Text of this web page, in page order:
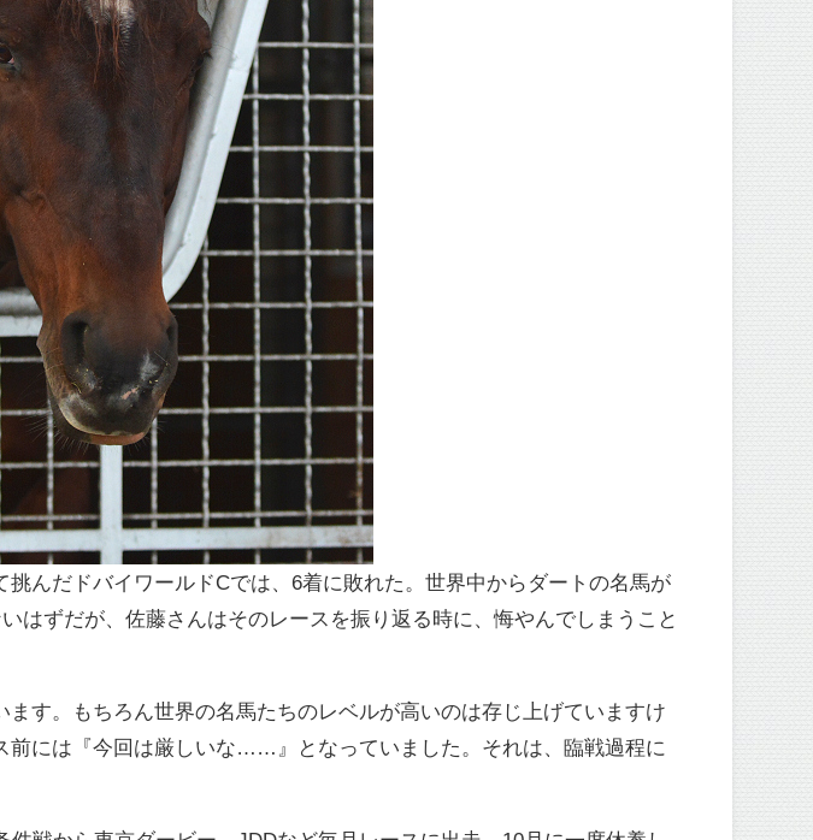
んだドバイワールドCでは、6着に敗れた。世界中からダートの名馬が
はずだが、佐藤さんはそのレースを振り返る時に、悔やんでしまうこと
す。もちろん世界の名馬たちのレベルが高いのは存じ上げていますけ
前には『今回は厳しいな……』となっていました。それは、臨戦過程に